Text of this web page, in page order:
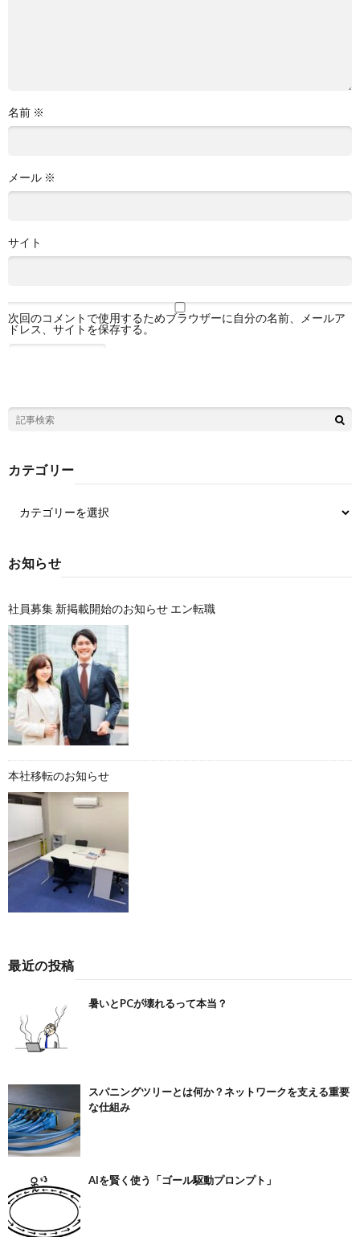
名前 ※
メール ※
サイト
次回のコメントで使用するためブラウザーに自分の名前、メールア
ドレス、サイトを保存する。
カテゴリー
お知らせ
社員募集 新掲載開始のお知らせ エン転職
本社移転のお知らせ
最近の投稿
暑いとPCが壊れるって本当？
スパニングツリーとは何か？ネットワークを支える重要
な仕組み
AIを賢く使う「ゴール駆動プロンプト」